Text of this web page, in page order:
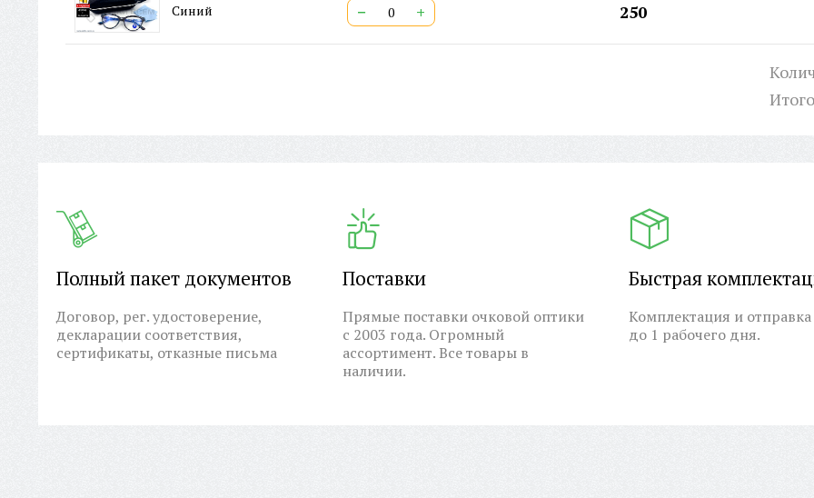
Синий − + 250
Полный пакет документов
Договор, рег. удостоверение,
декларации соответствия,
сертификаты, отказные письма
Поставки
Прямые поставки очковой оптики
с 2003 года. Огромный
ассортимент. Все товары в
наличии.
Быстрая
Комплектация и отправка
до 1 рабочего дня.